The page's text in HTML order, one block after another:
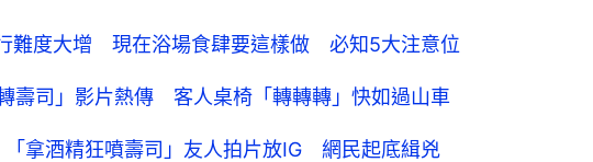
難度大增 現在浴場食肆要這樣做 必知5大注意位
壽司」影片熱傳 客人桌椅「轉轉轉」快如過山車
拿酒精狂噴壽司」友人拍片放IG 網民起底緝兇